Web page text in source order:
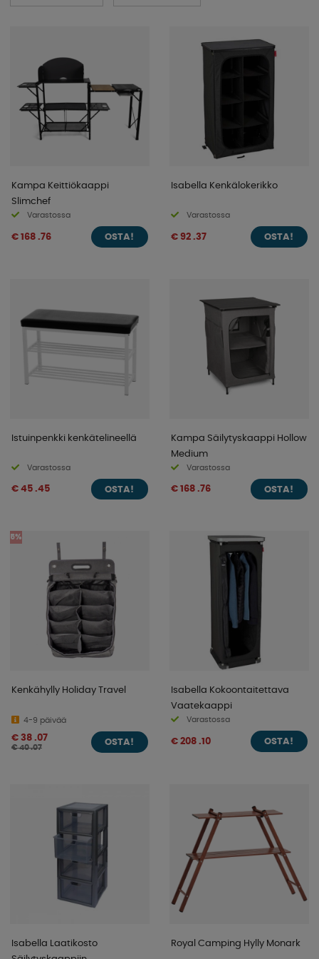
Kampa Keittiökaappi
Slimchef
Varastossa
€ 168 .76 OSTA!
Isabella Kenkälokerikko
Varastossa
€ 92 .37 OSTA!
Istuinpenkki kenkätelineellä
Varastossa
€ 45 .45 OSTA!
Kampa Säilytyskaappi Hollow
Medium
Varastossa
€ 168 .76 OSTA!
5%
Kenkähylly Holiday Travel
4-9 päivää
€ 38 .07
€ 40 .07
OSTA!
Isabella Kokoontaitettava
Vaatekaappi
Varastossa
€ 208 .10 OSTA!
Isabella Laatikosto
Royal Camping Hylly Monark